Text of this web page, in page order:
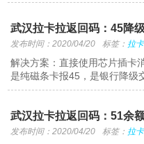
武汉拉卡拉返回码：45降
发布时间：2020/04/20 标签： 拉
解决方案：直接使用芯片插卡
是纯磁条卡报45，是银行降级
武汉拉卡拉返回码：51余
发布时间：2020/04/20 标签： 拉